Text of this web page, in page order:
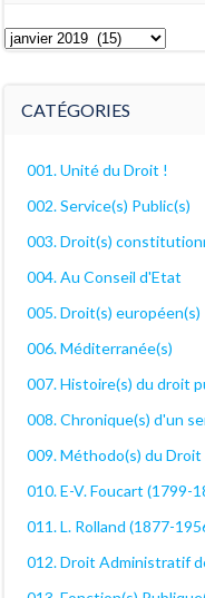
Les
CATÉGORIES
001. Unité du Droit !
002. Service(s) Public(s)
003. Droit(s)
004. Au Conseil d'Etat
005. Droit(s) européen(s)
006. Méditerranée(s)
007. Histoire(s) du droit
008. Chronique(s) d'un
009. Méthodo(s) du Droit
010. E-V. Foucart (1799-
011. L. Rolland (1877-
012. Droit Administratif